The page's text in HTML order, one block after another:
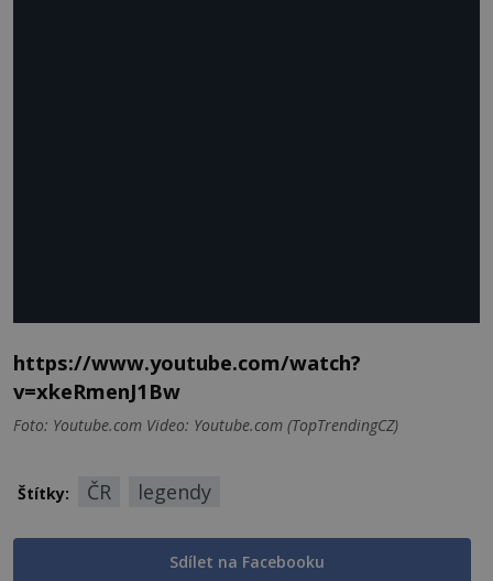
https://www.youtube.com/watch?
v=xkeRmenJ1Bw
Foto: Youtube.com Video: Youtube.com (TopTrendingCZ)
Štítky: ČR legendy
Sdílet na Facebooku